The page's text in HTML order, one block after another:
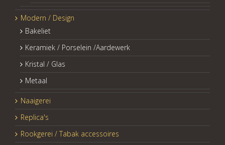
Modern / Design
Bakeliet
Keramiek / Porselein /Aardewerk
Kristal / Glas
Metaal
Naaigerei
Replica's
Rookgerei / Tabak accessoires